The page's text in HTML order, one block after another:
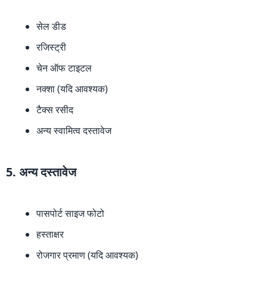
सेल डीड
रजिस्ट्री
चेन ऑफ टाइटल
नक्शा (यदि आवश्यक)
टैक्स रसीद
अन्य स्वामित्व दस्तावेज
5. अन्य दस्तावेज
पासपोर्ट साइज फोटो
हस्ताक्षर
रोजगार प्रमाण (यदि आवश्यक)